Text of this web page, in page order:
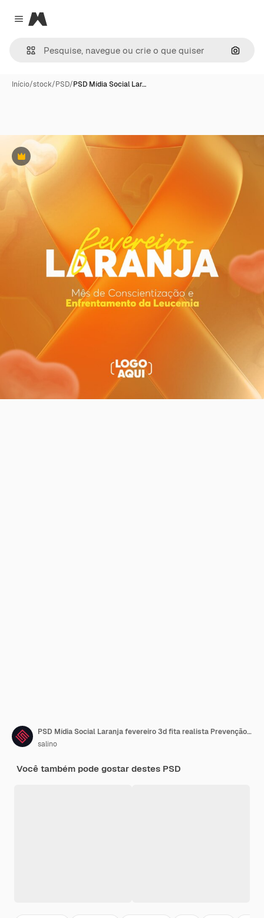
Close menu
Magnific
Início/stock/PSD/PSD Mídia Social Lar…
Premium
PSD Mídia Social Laranja fevereiro 3d fita realista Prevenção e cuidado da leucemia
salino
Você também pode gostar destes PSD